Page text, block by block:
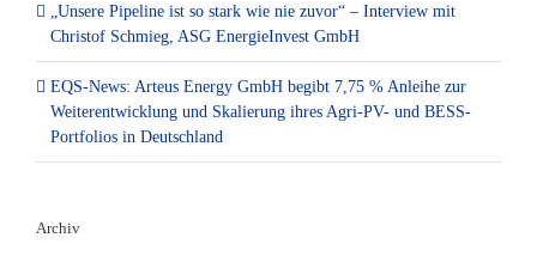
„Unsere Pipeline ist so stark wie nie zuvor“ – Interview mit
Christof Schmieg, ASG EnergieInvest GmbH
EQS-News: Arteus Energy GmbH begibt 7,75 % Anleihe zur
Weiterentwicklung und Skalierung ihres Agri-PV- und BESS-
Portfolios in Deutschland
Archiv